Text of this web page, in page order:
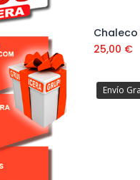
25,00 €
Envío